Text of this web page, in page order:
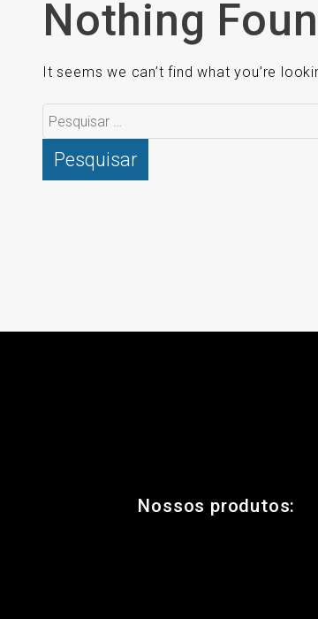
Nothing
It seems we can’t find what you’re
Pesquisar
por:
Nossos produtos: